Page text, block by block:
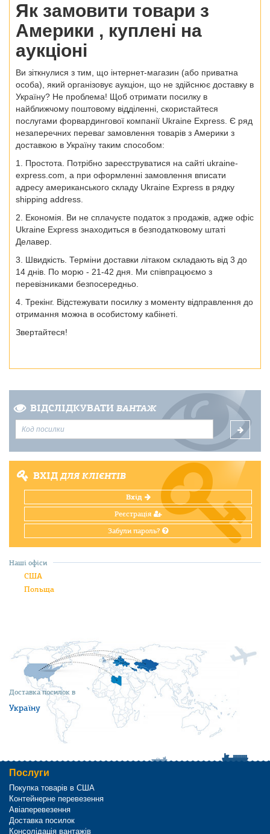
Як замовити товари з
Америки , куплені на
аукціоні
Ви зіткнулися з тим, що інтернет-магазин (або приватна
особа), який організовує аукціон, що не здійснює доставку в
Україну? Не проблема! Щоб отримати посилку в
найближчому поштовому відділенні, скористайтеся
послугами форвардингової компанії Ukraine Express. Є ряд
незаперечних переваг замовлення товарів з Америки з
доставкою в Україну таким способом:
1. Простота. Потрібно зареєструватися на сайті ukraine-
express.com, а при оформленні замовлення вписати
адресу американського складу Ukraine Express в рядку
shipping address.
2.
Економія. Ви не сплачуєте податок з продажів, адже офіс
Ukraine Express знаходиться в безподатковому штаті
Делавер.
3.
Швидкість. Терміни доставки літаком складають від 3 до
14 днів. По морю - 21-42 дня. Ми співпрацюємо з
перевізниками безпосередньо.
4. Трекінг. Відстежувати посилку з моменту відправлення до
отримання можна в особистому кабінеті.
Звертайтеся!
ВІДСЛІДКУВАТИ ВАНТАЖ
ВХІДДЛЯ КЛІЄНТІВ
Вхід
Реєстрація
Забули пароль?
Доставка посилок в
Україну
Наші офіси
США
Польща
Послуги
Покупка товарів в США
Контейнерне перевезення
Авіаперевезення
Доставка посилок
Консолідація вантажів